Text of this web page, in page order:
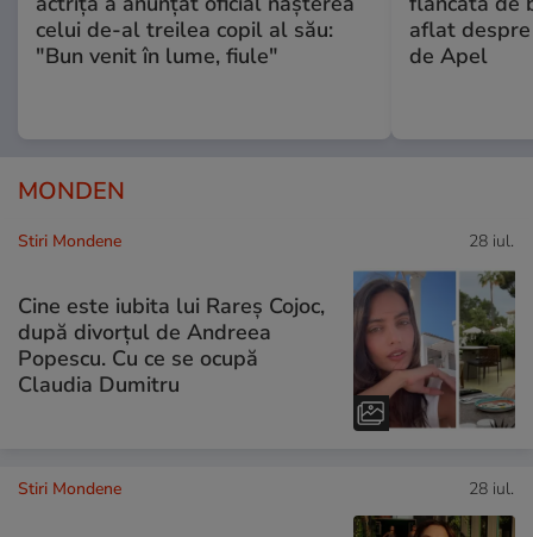
celui de-al treilea copil al său:
"Bun venit în lume, fiule"
aflat
de Apel
MONDEN
Stiri Mondene 28 iul.
Cine este iubita lui Rareș Cojoc,
după divorțul de Andreea
Popescu. Cu ce se ocupă
Claudia Dumitru
Stiri Mondene 28 iul.